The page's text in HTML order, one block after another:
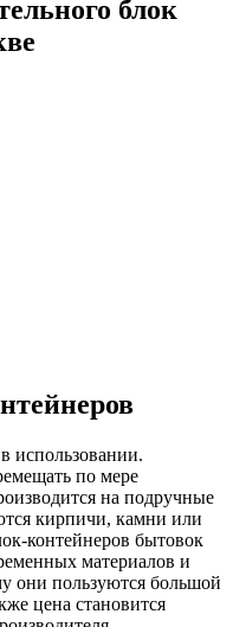
использовании.
по мере
на подручные
кирпичи, камни или
контейнеров бытовок
материалов и
они пользуются большой
цена становится